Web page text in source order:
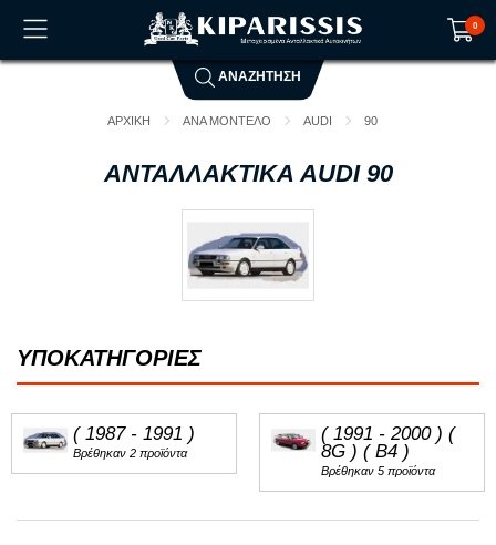
0
Το καλάθι αγορών είναι άδειο!
ΑΝΑΖΗΤΗΣΗ
ΑΡΧΙΚΗ ΑΝΑ ΜΟΝΤΕΛΟ AUDI 90
ΑΝΤΑΛΛΑΚΤΙΚΑ AUDI 90
ΥΠΟΚΑΤΗΓΟΡΙΕΣ
( 1987 - 1991 )
Βρέθηκαν 2 προϊόντα
( 1991 - 2000 ) (
8G ) ( B4 )
Βρέθηκαν 5 προϊόντα